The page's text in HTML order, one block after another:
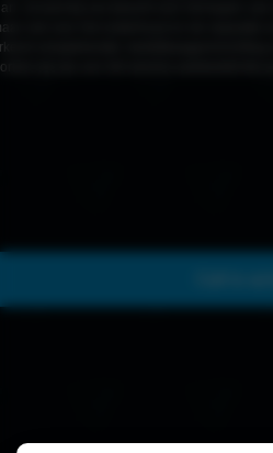
ook voor het onderhoud en de reparatie
schadeherstel,
wij zijn een full-service autobedrijf die